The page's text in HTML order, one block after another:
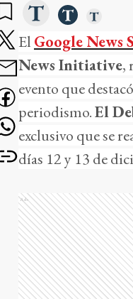
El Google News
News Initiative,
evento que
periodismo.El
exclusivo que se
días 12 y 13 de
Ads